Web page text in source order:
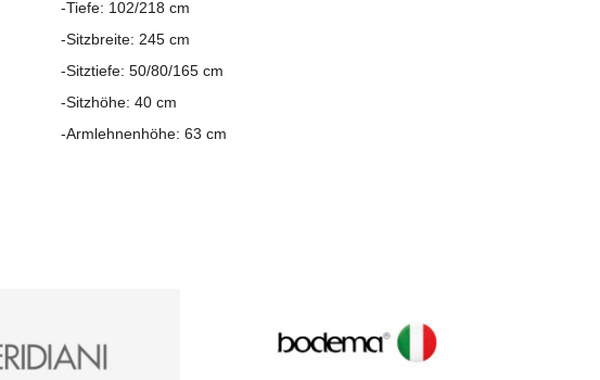
-Tiefe: 102/218 cm
-Sitzbreite: 245 cm
-Sitztiefe: 50/80/165 cm
-Sitzhöhe: 40 cm
-Armlehnenhöhe: 63 cm